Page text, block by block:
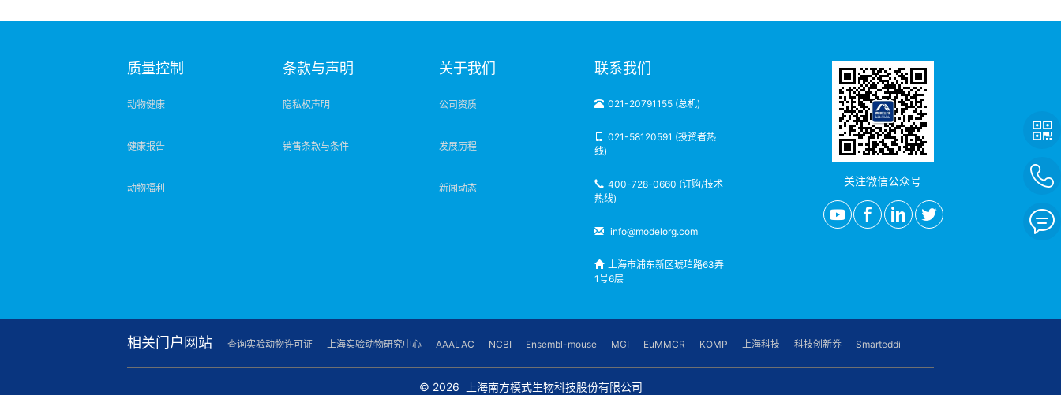
质量控制
动物健康
健康报告
动物福利
条款与声明
隐私权声明
销售条款与条件
关于我们
公司资质
发展历程
新闻动态
联系我们
021-20791155 (总机)
021-58120591 (投资者热
线)
400-728-0660 (订购/技术
热线)
info@modelorg.com
上海市浦东新区琥珀路63弄
1号6层
关注微信公众号
相关门户网站 查询实验动物许可证 上海实验动物研究中心 AAALAC NCBI Ensembl-mouse MGI EuMMCR KOMP 上海科技 科技创新券 Smarteddi
© 2026 上海南方模式生物科技股份有限公司